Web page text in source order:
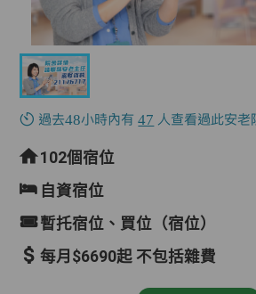
過去48小時內有47 人查看過此安老
102個宿位
自資宿位
暫托宿位、買位（宿位）
每月$6690起 不包括雜費